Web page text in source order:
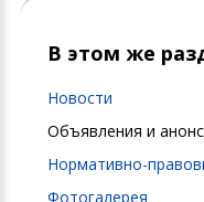
В этом же
Новости
Объявления и
Нормативно-
Фотогалерея